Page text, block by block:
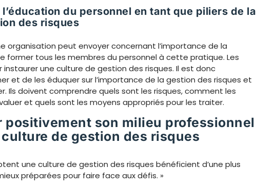
du personnel en tant que piliers de la
des risques
organisation peut envoyer concernant l’importance de la
former tous les membres du personnel à cette pratique. Les
une culture de gestion des risques. Il est donc
et de les éduquer sur l’importance de la gestion des risques et
Ils doivent comprendre quels sont les risques, comment les
et quels sont les moyens appropriés pour les traiter.
positivement son milieu professionnel
de gestion des risques
une culture de gestion des risques bénéficient d’une plus
préparées pour faire face aux défis. »